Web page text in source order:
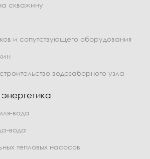
скважину
и сопутствующего оборудования
водозаборного узла
вода
вода
тепловых насосов